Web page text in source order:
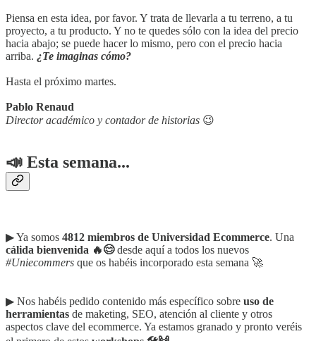
Piensa en esta idea, por favor. Y trata de llevarla a tu terreno, a tu
proyecto, a tu producto. Y no te quedes sólo con la idea del precio
hacia abajo; se puede hacer lo mismo, pero con el precio hacia
arriba. ¿Te imaginas cómo?
Hasta el próximo martes.
Pablo Renaud
Director académico y contador de historias 😉
📣 Esta semana...
▶︎ Ya somos 4812 miembros de Universidad Ecommerce. Una
cálida bienvenida 🔥😊desde aquí a todos los nuevos
#Uniecommers que os habéis incorporado esta semana 🚀
▶︎ Nos habéis pedido contenido más específico sobre uso de
herramientas de maketing, SEO, atención al cliente y otros
aspectos clave del ecommerce. Ya estamos granado y pronto veréis